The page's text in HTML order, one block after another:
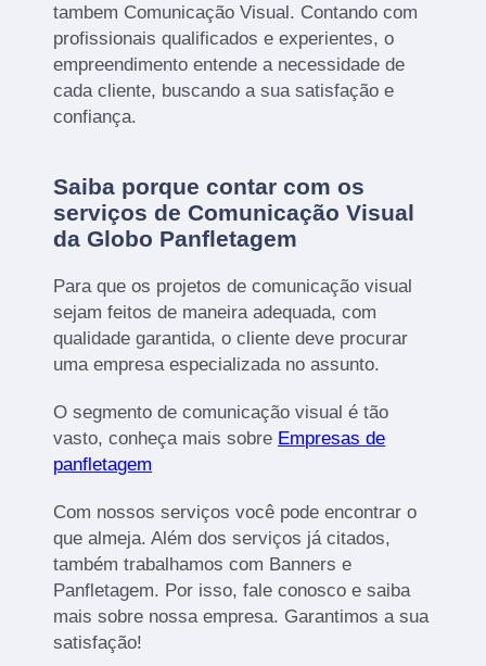
tambem Comunicação Visual. Contando com
profissionais qualificados e experientes, o
empreendimento entende a necessidade de
cada cliente, buscando a sua satisfação e
confiança.
Saiba porque contar com os
serviços de Comunicação Visual
da Globo Panfletagem
Para que os projetos de comunicação visual
sejam feitos de maneira adequada, com
qualidade garantida, o cliente deve procurar
uma empresa especializada no assunto.
O segmento de comunicação visual é tão
vasto, conheça mais sobre Empresas de
panfletagem
Com nossos serviços você pode encontrar o
que almeja. Além dos serviços já citados,
também trabalhamos com Banners e
Panfletagem. Por isso, fale conosco e saiba
mais sobre nossa empresa. Garantimos a sua
satisfação!